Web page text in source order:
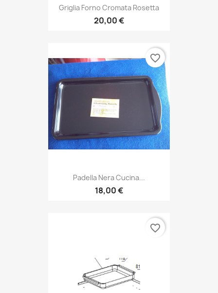
Griglia Forno Cromata Rosetta
20,00 €
Padella Nera Cucina...
18,00 €
favorite_border
favorite_border